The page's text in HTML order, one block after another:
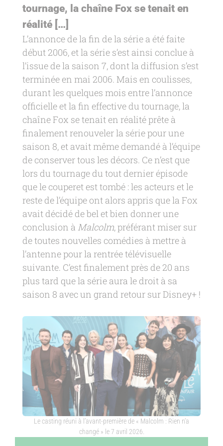
tournage, la chaîne Fox se tenait en
réalité […]
L’annonce de la fin de la série a été faite
début 2006, et la série s’est ainsi conclue à
l’issue de la saison 7, dont la diffusion s’est
terminée en mai 2006. Mais en coulisses,
durant les quelques mois entre l’annonce
officielle et la fin effective du tournage, la
chaîne Fox se tenait en réalité prête à
finalement renouveler la série pour une
saison 8, et avait même demandé à l’équipe
de conserver tous les décors. Ce n’est que
lors du tournage du tout dernier épisode
que le couperet est tombé : les acteurs et le
reste de l’équipe ont alors appris que la Fox
avait décidé de bel et bien donner une
conclusion à Malcolm, préférant miser sur
de toutes nouvelles comédies à mettre à
l’antenne pour la rentrée télévisuelle
suivante. C’est finalement près de 20 ans
plus tard que la série aura le droit à sa
saison 8 avec un grand retour sur Disney+ !
Le casting réuni à l’avant-première de « Malcolm : Rien n’a
changé » le 7 avril 2026.